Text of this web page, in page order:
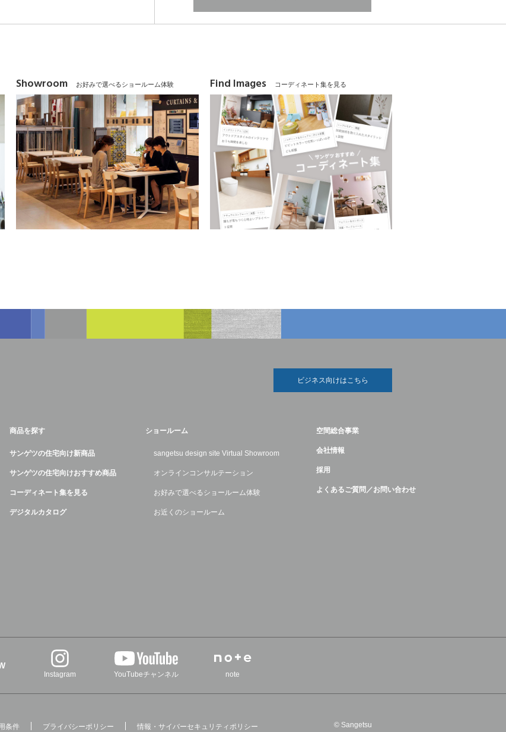
Showroom お好みで選べるショールーム体験 Find Images コーディネート集を見る
ビジネス向けはこちら
商品を探す
サンゲツの住宅向け新商品
サンゲツの住宅向けおすすめ商品
コーディネート集を見る
デジタルカタログ
ショールーム
sangetsu design site Virtual Showroom
オンラインコンサルテーション
お好みで選べるショールーム体験
お近くのショールーム
空間総合事業
会社情報
採用
よくあるご質問／お問い合わせ
Instagram YouTubeチャンネル note
条件 プライバシーポリシー 情報・サイバーセキュリティポリシー © Sangetsu